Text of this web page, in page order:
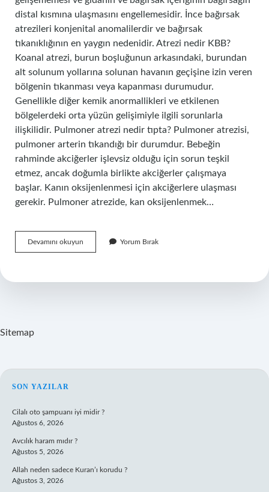
distal kısmına ulaşmasını engellemesidir. İnce bağırsak
atrezileri konjenital anomalilerdir ve bağırsak
tıkanıklığının en yaygın nedenidir. Atrezi nedir KBB?
Koanal atrezi, burun boşluğunun arkasındaki, burundan
alt solunum yollarına solunan havanın geçişine izin veren
bölgenin tıkanması veya kapanması durumudur.
Genellikle diğer kemik anormallikleri ve etkilenen
bölgelerdeki orta yüzün gelişimiyle ilgili sorunlarla
ilişkilidir. Pulmoner atrezi nedir tıpta? Pulmoner atrezisi,
pulmoner arterin tıkandığı bir durumdur. Bebeğin
rahminde akciğerler işlevsiz olduğu için sorun teşkil
etmez, ancak doğumla birlikte akciğerler çalışmaya
başlar. Kanın oksijenlenmesi için akciğerlere ulaşması
gerekir. Pulmoner atrezide, kan oksijenlenmek…
Devamını okuyun
Nedir
Yorum Bırak
Sitemap
SIDEBAR
SON YAZILAR
Cilalı oto şampuanı iyi midir ?
Ağustos 6, 2026
Avcılık haram mıdır ?
Ağustos 5, 2026
Allah neden sadece Kuran’ı korudu ?
Ağustos 3, 2026